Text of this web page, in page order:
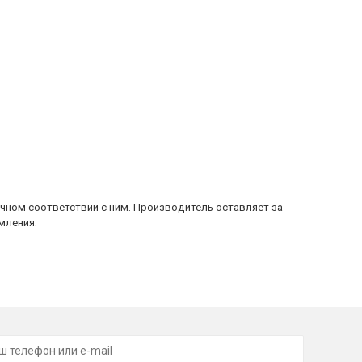
соответствии с ним. Производитель оставляет за